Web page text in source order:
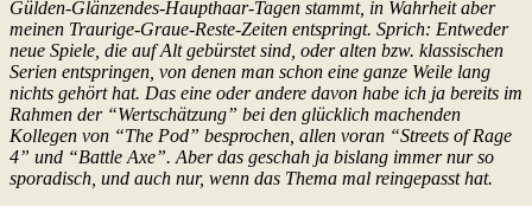
Gülden-Glänzendes-Haupthaar-Tagen stammt, in Wahrheit aber
meinen Traurige-Graue-Reste-Zeiten entspringt. Sprich: Entweder
neue Spiele, die auf Alt gebürstet sind, oder alten bzw. klassischen
Serien entspringen, von denen man schon eine ganze Weile lang
nichts gehört hat. Das eine oder andere davon habe ich ja bereits im
Rahmen der “Wertschätzung” bei den glücklich machenden
Kollegen von “The Pod” besprochen, allen voran “Streets of Rage
4” und “Battle Axe”. Aber das geschah ja bislang immer nur so
sporadisch, und auch nur, wenn das Thema mal reingepasst hat.